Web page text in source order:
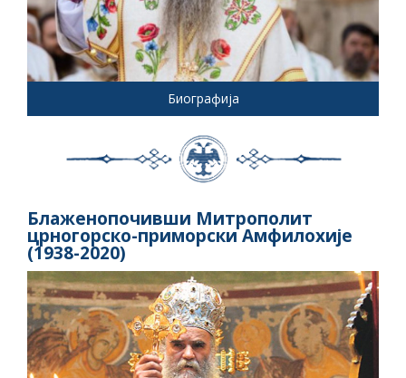
Биографија
Блаженопочивши Митрополит
црногорско-приморски Амфилохије
(1938-2020)